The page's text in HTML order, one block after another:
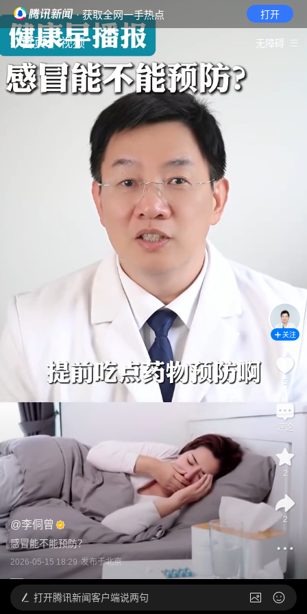
· 获取全网一手热点 打开
首页 视频 无障碍
@李侗曾
感冒能不能预防？
2026-05-15 18:29 发布于北京
关注
5
评论
2
2
打开腾讯新闻客户端说两句